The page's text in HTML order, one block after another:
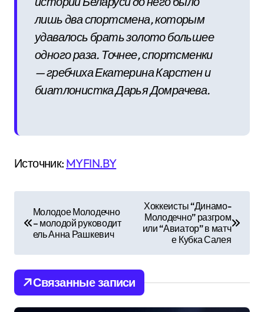
лишь два спортсмена, которым
удавалось брать золото большее
одного раза. Точнее, спортсменки
— гребчиха Екатерина Карстен и
биатлонистка Дарья Домрачева.
Источник: MYFIN.BY
в
и
г
Молодое Молодечно
– молодой руководит
ель Анна Рашкевич
Хоккеисты “Динамо-
Молодечно” разгром
или “Авиатор” в матч
е Кубка Салея
Связанные записи